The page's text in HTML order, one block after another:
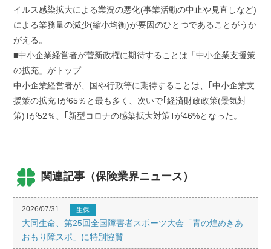
イルス感染拡大による業況の悪化(事業活動の中止や見直しなど)
による業務量の減少(縮小均衡)が要因のひとつであることがうか
がえる。
■中小企業経営者が菅新政権に期待することは「中小企業支援策
の拡充」がトップ
中小企業経営者が、国や行政等に期待することは、｢中小企業支
援策の拡充｣が65％と最も多く、次いで｢経済財政政策(景気対
策)｣が52％、｢新型コロナの感染拡大対策｣が46%となった。
関連記事（保険業界ニュース）
2026/07/31 生保
大同生命、第25回全国障害者スポーツ大会「青の煌めきあ
おもり障スポ」に特別協賛